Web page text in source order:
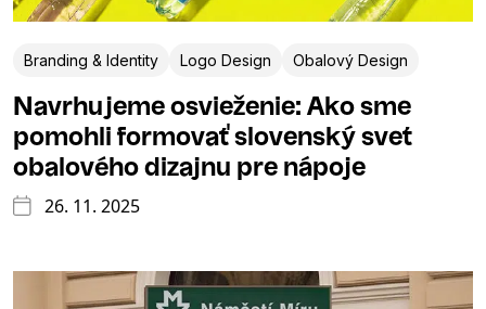
Branding & Identity Logo Design Obalový Design
Navrhujeme osvieženie: Ako sme
pomohli formovať slovenský svet
obalového dizajnu pre nápoje
26. 11. 2025